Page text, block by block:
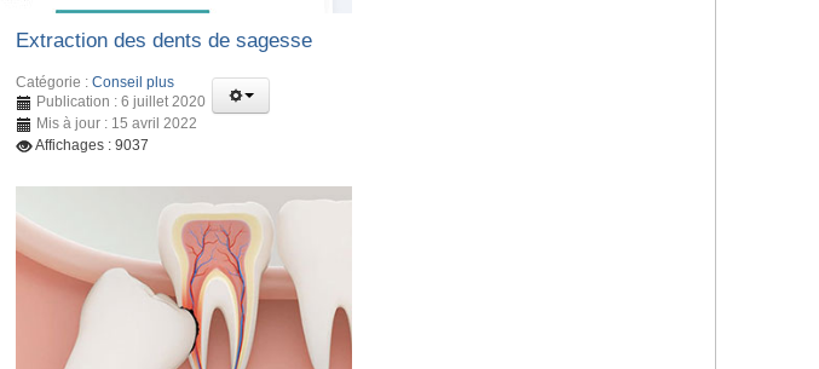
Extraction des dents de sagesse
Catégorie :Conseil plus
Publication : 6 juillet 2020
Mis à jour : 15 avril 2022
Affichages : 9037